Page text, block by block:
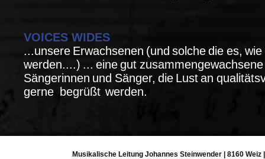
VOICES WIDES
...unsere Erwachsenen (und solche die es, wie
werden....) ... einegut zusammengewachsene
Sängerinnen und Sänger, die Lustan
gerne begrüßt werden.
Musikalische Leitung Johannes Steinwender | 8160 Weiz